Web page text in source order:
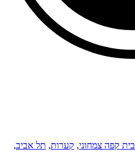
בית קפה צמחוני, קערות, תל אביב,